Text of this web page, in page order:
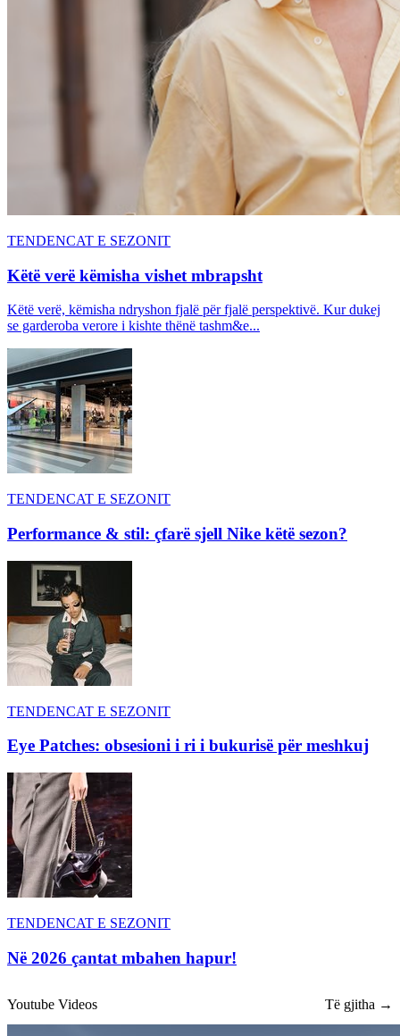
TENDENCAT E SEZONIT
Këtë verë këmisha vishet mbrapsht
Këtë verë, këmisha ndryshon fjalë për fjalë perspektivë. Kur dukej
se garderoba verore i kishte thënë tashm&e...
TENDENCAT E SEZONIT
Performance & stil: çfarë sjell Nike këtë sezon?
TENDENCAT E SEZONIT
Eye Patches: obsesioni i ri i bukurisë për meshkuj
TENDENCAT E SEZONIT
Në 2026 çantat mbahen hapur!
Youtube Videos Të gjitha →